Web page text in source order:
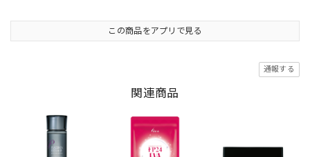
この商品をアプリで見る
通報する
関連商品